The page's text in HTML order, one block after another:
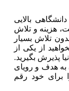
بالایی
هزینه و تلاش
تلاش بسیار
از یکی از
پذیرش بگیرید.
به هدف و رویای
برای خود رقم